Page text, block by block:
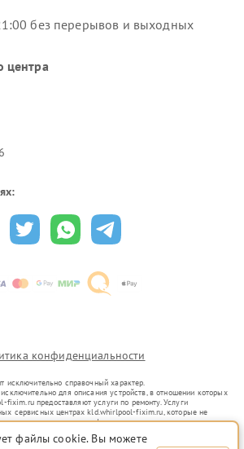
без перерывов и выходных
центра
конфиденциальности
исключительно справочный характер.
для описания устройств, в отношении которых
предоставляют услуги по ремонту. Услуги
сервисных центрах kld.whirlpool-fixim.ru, которые не
знаков или их официальными представителями.
уже введенных в гражданский оборот в соответствии
файлы cookie. Вы можете